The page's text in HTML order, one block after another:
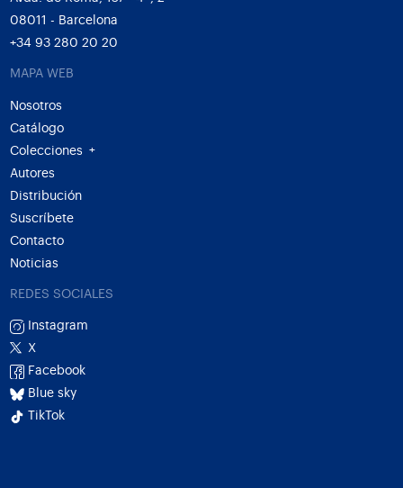
08011 - Barcelona
+34 93 280 20 20
MAPA WEB
Nosotros
Catálogo
Colecciones
+
Autores
Distribución
Suscríbete
Contacto
Noticias
REDES SOCIALES
Instagram
X
Facebook
Blue sky
TikTok